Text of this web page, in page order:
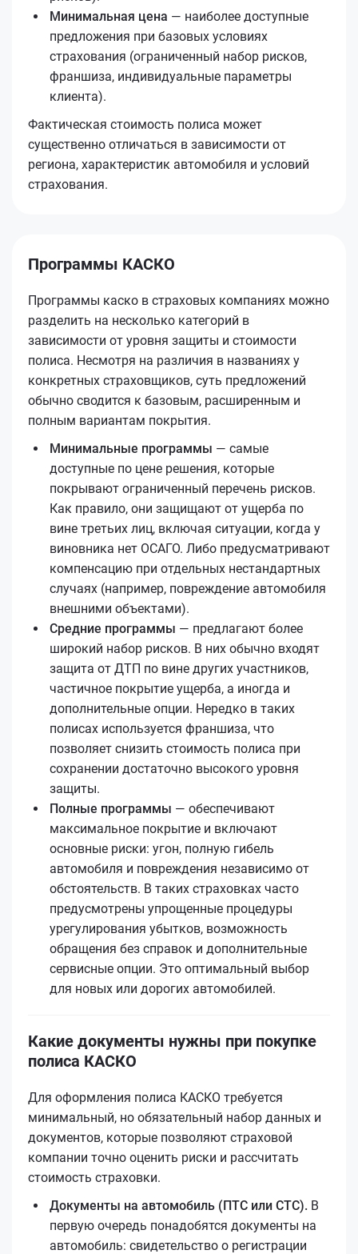
Минимальная цена — наиболее доступные
предложения при базовых условиях
страхования (ограниченный набор рисков,
франшиза, индивидуальные параметры
клиента).
Фактическая стоимость полиса может
существенно отличаться в зависимости от
региона, характеристик автомобиля и условий
страхования.
Программы КАСКО
Программы каско в страховых компаниях можно
разделить на несколько категорий в
зависимости от уровня защиты и стоимости
полиса. Несмотря на различия в названиях у
конкретных страховщиков, суть предложений
обычно сводится к базовым, расширенным и
полным вариантам покрытия.
Минимальные программы — самые
доступные по цене решения, которые
покрывают ограниченный перечень рисков.
Как правило, они защищают от ущерба по
вине третьих лиц, включая ситуации, когда у
виновника нет ОСАГО. Либо предусматривают
компенсацию при отдельных нестандартных
случаях (например, повреждение автомобиля
внешними объектами).
Средние программы — предлагают более
широкий набор рисков. В них обычно входят
защита от ДТП по вине других участников,
частичное покрытие ущерба, а иногда и
дополнительные опции. Нередко в таких
полисах используется франшиза, что
позволяет снизить стоимость полиса при
сохранении достаточно высокого уровня
защиты.
Полные программы — обеспечивают
максимальное покрытие и включают
основные риски: угон, полную гибель
автомобиля и повреждения независимо от
обстоятельств. В таких страховках часто
предусмотрены упрощенные процедуры
урегулирования убытков, возможность
обращения без справок и дополнительные
сервисные опции. Это оптимальный выбор
для новых или дорогих автомобилей.
Какие документы нужны при покупке
полиса КАСКО
Для оформления полиса КАСКО требуется
минимальный, но обязательный набор данных и
документов, которые позволяют страховой
компании точно оценить риски и рассчитать
стоимость страховки.
Документы на автомобиль (ПТС или СТС). В
первую очередь понадобятся документы на
автомобиль: свидетельство о регистрации